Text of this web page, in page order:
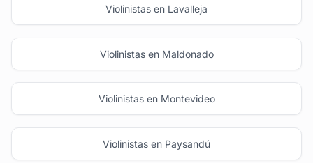
Violinistas en Lavalleja
Violinistas en Maldonado
Violinistas en Montevideo
Violinistas en Paysandú